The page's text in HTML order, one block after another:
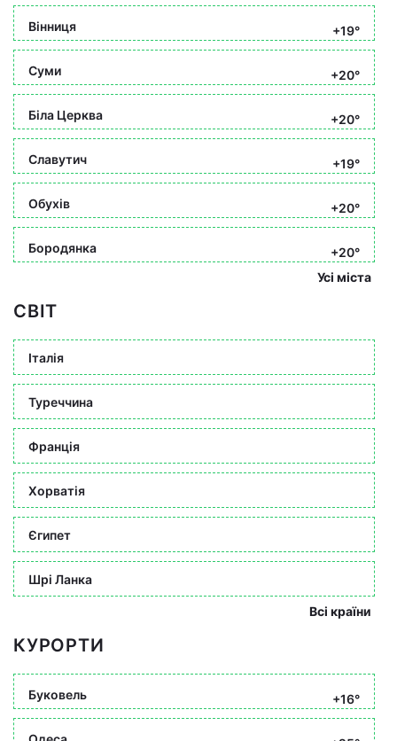
Вінниця +19°
Суми +20°
Біла Церква +20°
Славутич +19°
Обухів +20°
Бородянка
+20°
Усі міста
СВІТ
Італія
Туреччина
Франція
Хорватія
Єгипет
Шрі Ланка
Всі країни
КУРОРТИ
Буковель +16°